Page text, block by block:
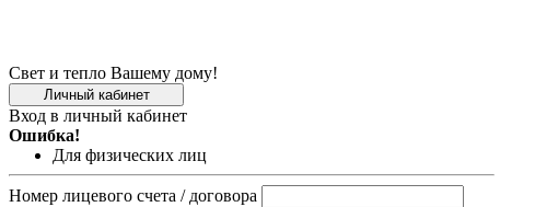
Свет и тепло Вашему дому!
Личный кабинет
Вход в личный кабинет
Ошибка!
Для физических лиц
Номер лицевого счета / договора